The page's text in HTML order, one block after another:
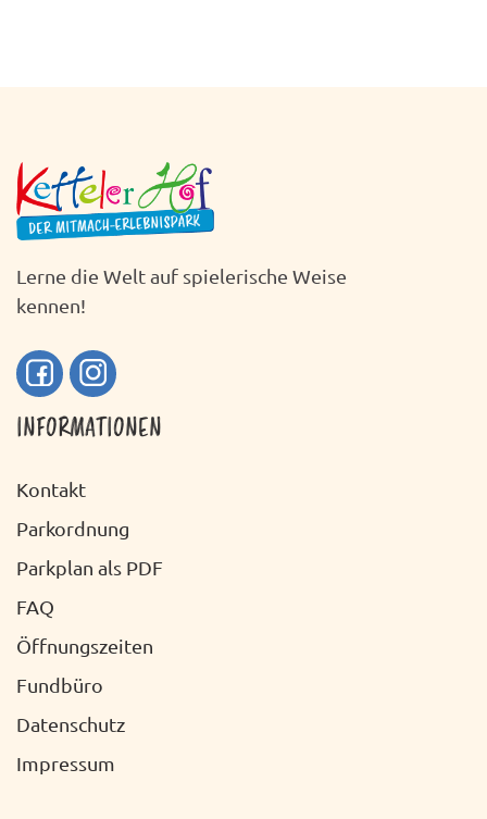
Lerne die Welt auf spielerische Weise
kennen!
INFORMATIONEN
Kontakt
Parkordnung
Parkplan als PDF
FAQ
Öffnungszeiten
Fundbüro
Datenschutz
Impressum